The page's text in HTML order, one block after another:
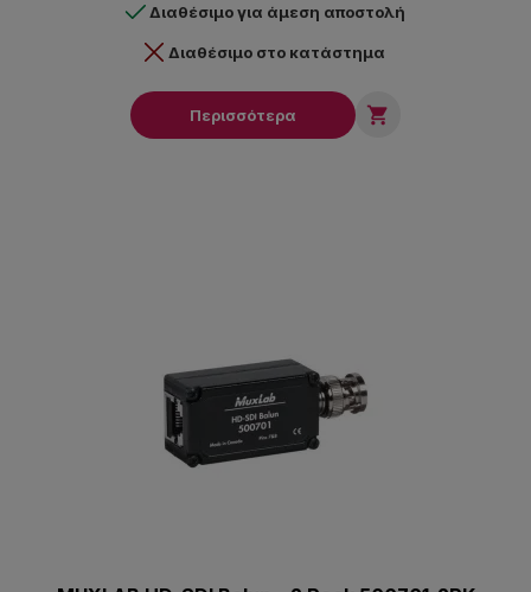
Διαθέσιμο για άμεση αποστολή
Διαθέσιμο στο κατάστημα
Περισσότερα 